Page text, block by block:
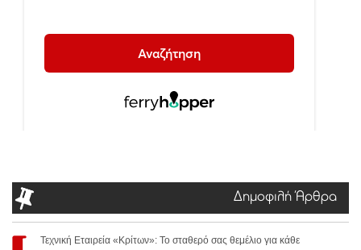
Δημοφιλή Άρθρα
Τεχνική Εταιρεία «Κρίτων»: Το σταθερό σας θεμέλιο για κάθε